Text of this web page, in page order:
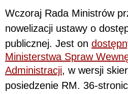
Wczoraj Rada Ministrów
nowelizacji ustawy o
publicznej. Jest on
Ministerstwa Spraw
Administracji, w wersji
posiedzenie RM. 36-